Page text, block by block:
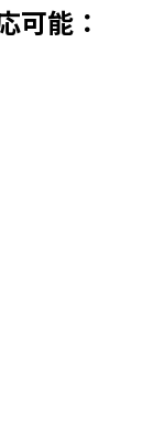
可能：